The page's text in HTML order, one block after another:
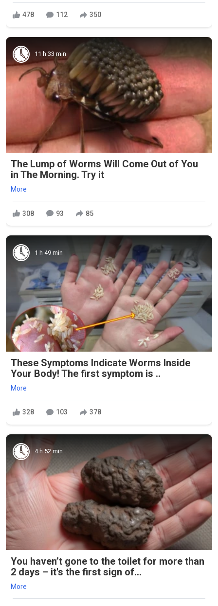
478 112 350
11 h 33 min
The Lump of Worms Will Come Out of You
in The Morning. Try it
More
308 93 85
1 h 49 min
These Symptoms Indicate Worms Inside
Your Body! The first symptom is ..
More
328 103 378
4 h 52 min
You haven’t gone to the toilet for more than
2 days – it's the first sign of...
More